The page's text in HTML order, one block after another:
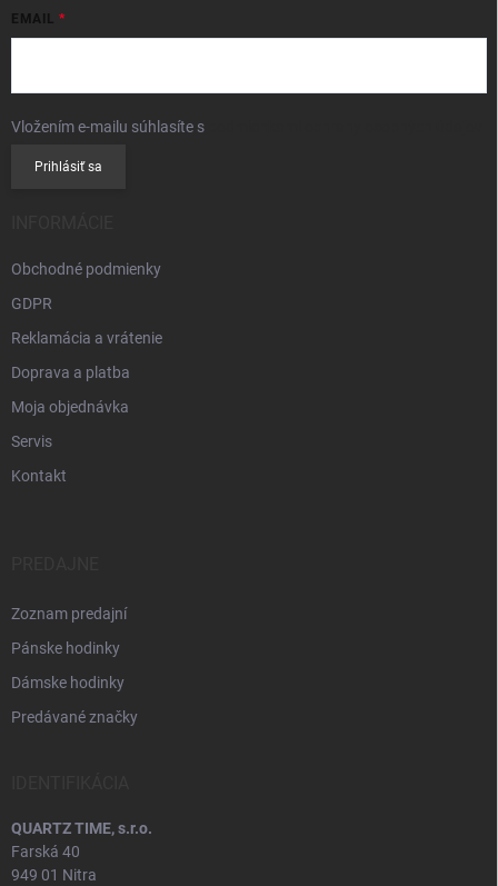
EMAIL
Vložením e-mailu súhlasíte s
Prihlásiť sa
Obchodné podmienky
GDPR
Reklamácia a vrátenie
Doprava a platba
Moja objednávka
Servis
Kontakt
Zoznam predajní
Pánske hodinky
Dámske hodinky
Predávané značky
QUARTZ TIME, s.r.o.
Farská 40
949 01 Nitra